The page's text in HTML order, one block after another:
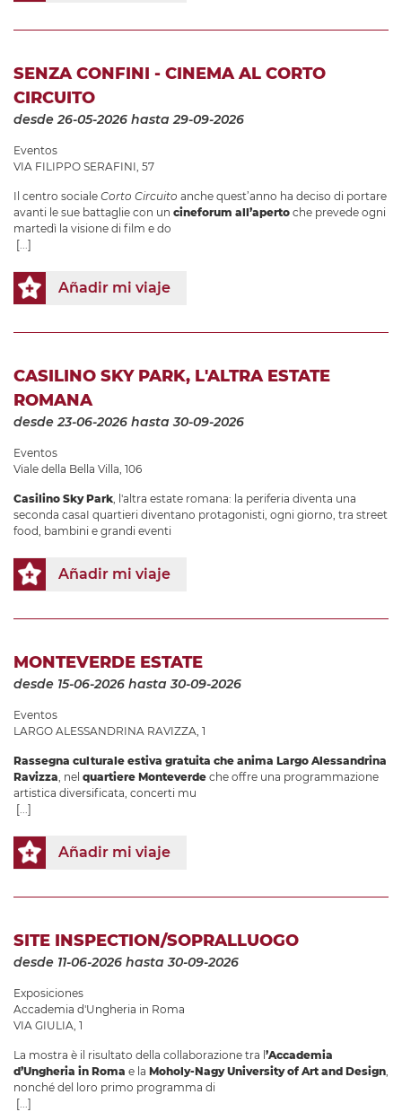
SENZA CONFINI - CINEMA AL CORTO
CIRCUITO
desde 26-05-2026 hasta 29-09-2026
Eventos
VIA FILIPPO SERAFINI, 57
Il centro sociale Corto Circuito anche quest’anno ha deciso di portare
avanti le sue battaglie con un cineforum all’aperto che prevede ogni
martedì la visione di film e do
[...]
Añadir mi viaje
CASILINO SKY PARK, L'ALTRA ESTATE
ROMANA
desde 23-06-2026 hasta 30-09-2026
Eventos
Viale della Bella Villa, 106
Casilino Sky Park, l'altra estate romana: la periferia diventa una
seconda casaI quartieri diventano protagonisti, ogni giorno, tra street
food, bambini e grandi eventi
Añadir mi viaje
MONTEVERDE ESTATE
desde 15-06-2026 hasta 30-09-2026
Eventos
LARGO ALESSANDRINA RAVIZZA, 1
Rassegna culturale estiva gratuita che anima Largo Alessandrina
Ravizza, nel quartiere Monteverde che offre una programmazione
artistica diversificata, concerti mu
[...]
Añadir mi viaje
SITE INSPECTION/SOPRALLUOGO
desde 11-06-2026 hasta 30-09-2026
Exposiciones
Accademia d'Ungheria in Roma
VIA GIULIA, 1
La mostra è il risultato della collaborazione tra l ’Accademia
d’Ungheria in Roma e la Moholy-Nagy University of Art and Design,
nonché del loro primo programma di
[...]